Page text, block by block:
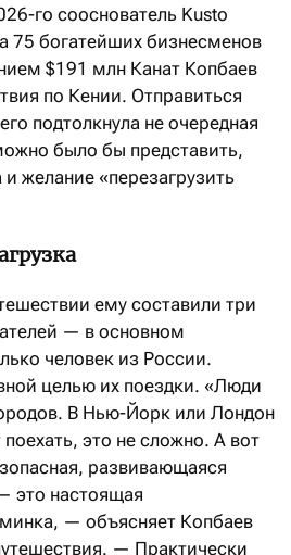
го сооснователь Kusto
75 богатейших бизнесменов
$191 млн Канат Копбаев
по Кении. Отправиться
подтолкнула не очередная
было бы представить,
желание «перезагрузить
ему составили три
— в основном
человек из России.
целью их поездки. «Люди
В Нью-Йорк или Лондон
это не сложно. А вот
развивающаяся
это настоящая
— объясняет Копбаев
— Практически